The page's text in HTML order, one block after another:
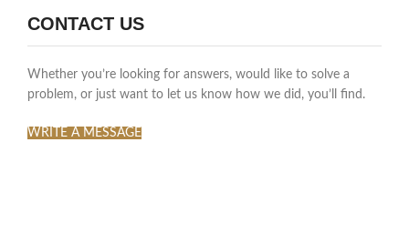
CONTACT US
Whether you’re looking for answers, would like to solve a
problem, or just want to let us know how we did, you’ll find.
WRITE A MESSAGE